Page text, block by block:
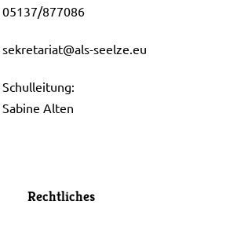
05137/877086
sekretariat@als-seelze.eu
Schulleitung:
Sabine Alten
Rechtliches